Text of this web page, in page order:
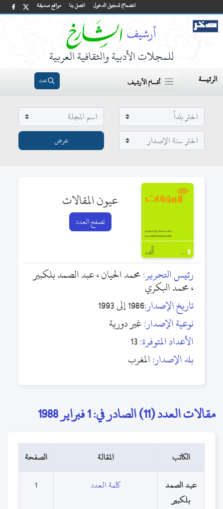
مواقع صديقة اتصل بنا انضمام/ تسجيل الدخول
للمجلات الأدبية والثقافية العربية
الرئيسة أقسام الأرشيف بحث
عيون المقالات
تصفح العدد
رئيس التحرير:محمد الحيان ، عبد الصمد بلكبير
، محمد البكري
تاريخ الإصدار:1986 إلى 1993
نوعية الإصدار:غير دورية
الأعداد المتوفرة:13
بلد الإصدار:المغرب
مقالات العدد (11) الصادر في: 1 فبراير 1988
الكاتب المقالة
الصفحة
عبد الصمد
بلكبير
كلمة العدد 1